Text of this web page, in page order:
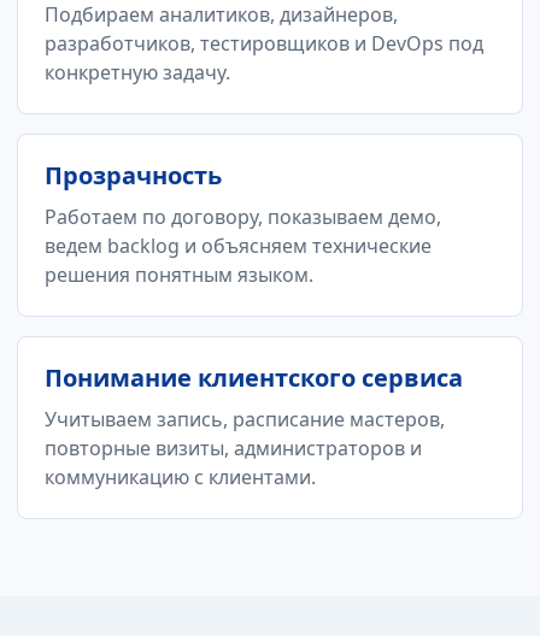
Подбираем аналитиков, дизайнеров,
разработчиков, тестировщиков и DevOps под
конкретную задачу.
Прозрачность
Работаем по договору, показываем демо,
ведем backlog и объясняем технические
решения понятным языком.
Понимание клиентского сервиса
Учитываем запись, расписание мастеров,
повторные визиты, администраторов и
коммуникацию с клиентами.